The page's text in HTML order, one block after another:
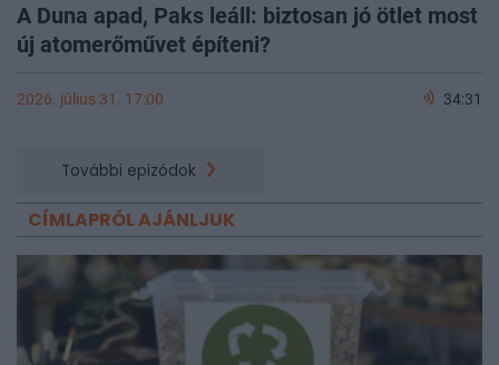
A Duna apad, Paks leáll: biztosan jó ötlet most
új atomerőművet építeni?
2026. július 31. 17:00 34:31
További epizódok
CÍMLAPRÓL AJÁNLJUK